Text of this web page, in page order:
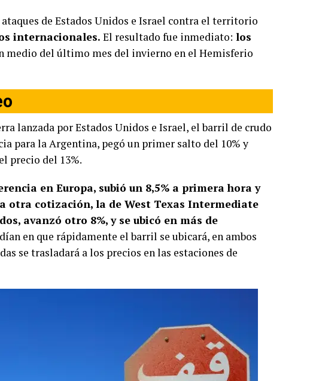
de Estados Unidos e Israel contra el territorio
internacionales. El resultado fue inmediato: los
medio del último mes del invierno en el Hemisferio
lanzada por Estados Unidos e Israel, el barril de crudo
para la Argentina, pegó un primer salto del 10% y
precio del 13%.
en Europa, subió un 8,5% a primera hora y
otra cotización, la de West Texas Intermediate
avanzó otro 8%, y se ubicó en más de
en que rápidamente el barril se ubicará, en ambos
se trasladará a los precios en las estaciones de